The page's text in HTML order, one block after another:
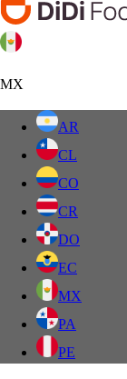
MX
AR
CL
CO
CR
DO
EC
MX
PA
PE